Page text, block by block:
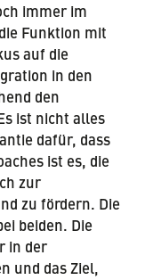
immer im
Funktion mit
auf die
in den
den
ist nicht alles
dafür, dass
ist es, die
zur
zu fördern. Die
beiden. Die
in der
und das Ziel,